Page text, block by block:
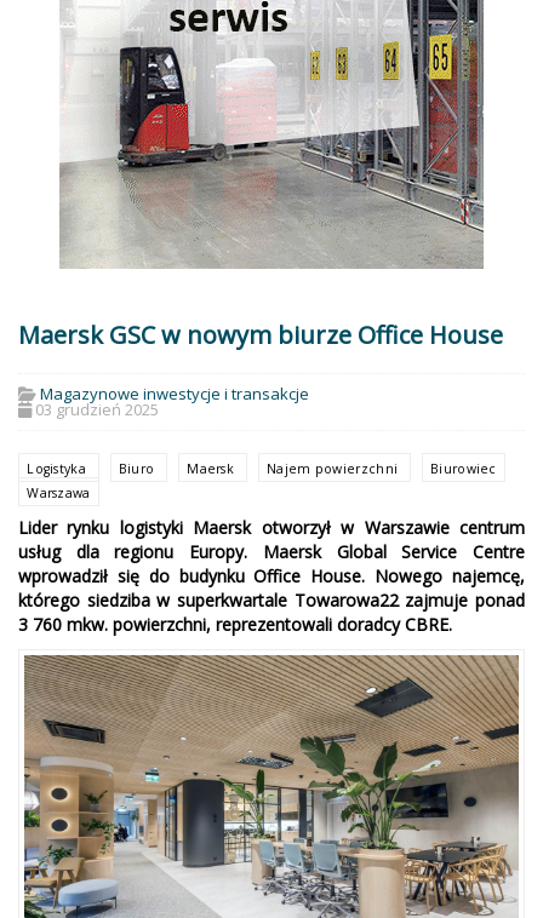
Maersk GSC w nowym biurze Office House
Magazynowe inwestycje i transakcje
03 grudzień 2025
Logistyka Biuro Maersk Najem powierzchni
Biurowiec
Warszawa
Lider rynku logistyki Maersk otworzył w Warszawie centrum
usług dla regionu Europy. Maersk Global Service Centre
wprowadził się do budynku Office House. Nowego najemcę,
którego siedziba w superkwartale Towarowa22 zajmuje ponad
3 760 mkw. powierzchni, reprezentowali doradcy CBRE.